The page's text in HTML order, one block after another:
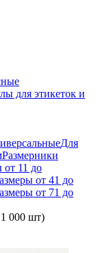
для этикеток и
Для
Размерники
от 11 до
от 41 до
от 71 до
000 шт)